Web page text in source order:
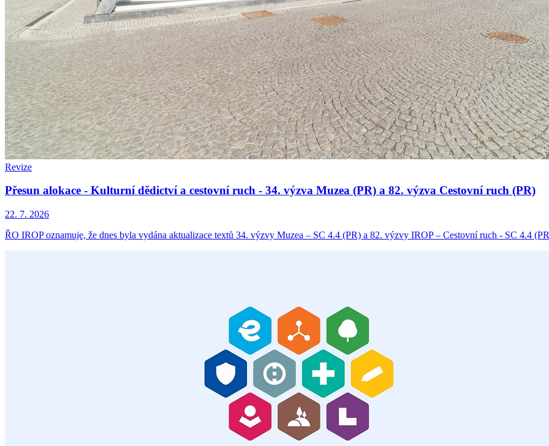
Revize
Přesun alokace - Kulturní dědictví a cestovní ruch - 34. výzva Muzea (PR) a 82. výzva Cestovní ruch (PR)
22. 7. 2026
ŘO IROP oznamuje, že dnes byla vydána aktualizace textů 34. výzvy Muzea – SC 4.4 (PR) a 82. výzvy IROP – Cestovní ruch - SC 4.4